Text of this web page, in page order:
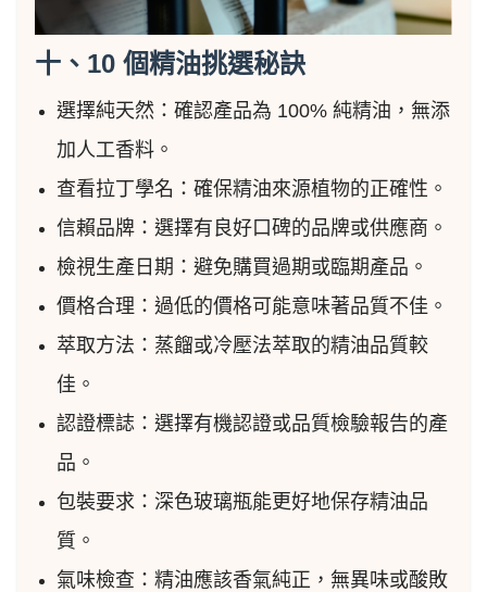
十、10 個精油挑選秘訣
選擇純天然：確認產品為 100% 純精油，無添
加人工香料。
查看拉丁學名：確保精油來源植物的正確性。
信賴品牌：選擇有良好口碑的品牌或供應商。
檢視生產日期：避免購買過期或臨期產品。
價格合理：過低的價格可能意味著品質不佳。
萃取方法：蒸餾或冷壓法萃取的精油品質較
佳。
認證標誌：選擇有機認證或品質檢驗報告的產
品。
包裝要求：深色玻璃瓶能更好地保存精油品
質。
氣味檢查：精油應該香氣純正，無異味或酸敗